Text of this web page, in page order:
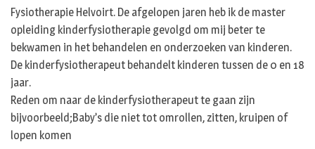
Fysiotherapie Helvoirt. De afgelopen jaren heb ik de master
opleiding kinderfysiotherapie gevolgd om mij beter te
bekwamen in het behandelen en onderzoeken van kinderen.
De kinderfysiotherapeut behandelt kinderen tussen de 0 en 18
jaar.
Reden om naar de kinderfysiotherapeut te gaan zijn
bijvoorbeeld;Baby’s die niet tot omrollen, zitten, kruipen of
lopen komen